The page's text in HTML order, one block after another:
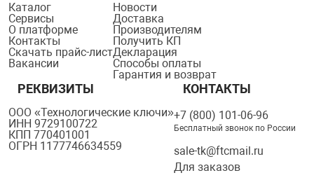
Каталог
Сервисы
О платформе
Контакты
Скачать прайс-лист
Вакансии
Новости
Доставка
Производителям
Получить КП
Декларация
Способы оплаты
Гарантия и возврат
РЕКВИЗИТЫ
ООО «Технологические ключи»
ИНН 9729100722
КПП 770401001
ОГРН 1177746634559
КОНТАКТЫ
+7 (800) 101-06-96
Бесплатный звонок по России
sale-tk@ftcmail.ru
Для заказов